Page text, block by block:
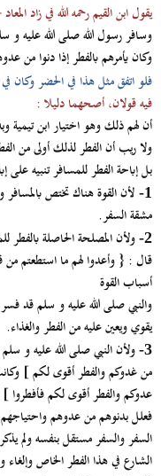
يقول ابن القيم رحمه الله في زاد المعاد - (ج
وسافر رسول الله صلى الله عليه و
وكان يأمرهم بالفطر إذا دنوا من
فلو اتفق مثل هذا في الحضر وكان
فيه قولان، أصحهما دليلا :
أن لهم ذلك وهو اختيار ابن تيمية
ولا ريب أن الفطر لذلك أولى من
بل إباحة الفطر للمسافر تنبيه على
1- لأن القوة هناك تختص
مشقة السفر.
2- ولأن المصلحة الحاصلة بالفطر
قال : { وأعدوا لهم ما استطعتم
أسباب القوة
والنبي صلى الله عليه و سلم قد
يقوي ويعين عليه من الفطر والغذاء.
3- ولأن النبي صلى الله عليه و
من غدوكم والفطر أقوى لكم ]
عدوكم والفطر أقوى لكم فأفطروا ]
فعلل بدنوهم من عدوهم واحتياجهم
السفر والسفر مستقل بنفسه ولم يذكر
الشارع في هذا الفطر الخاص وإلغاء